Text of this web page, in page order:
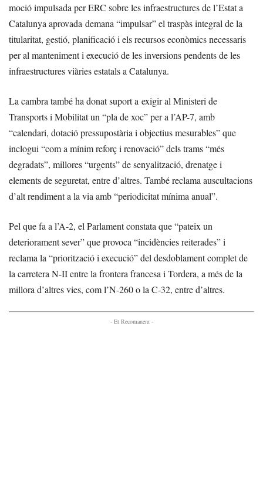
moció impulsada per ERC sobre les infraestructures de l’Estat a
Catalunya aprovada demana “impulsar” el traspàs integral de la
titularitat, gestió, planificació i els recursos econòmics necessaris
per al manteniment i execució de les inversions pendents de les
infraestructures viàries estatals a Catalunya.
La cambra també ha donat suport a exigir al Ministeri de
Transports i Mobilitat un “pla de xoc” per a l’AP-7, amb
“calendari, dotació pressupostària i objectius mesurables” que
inclogui “com a mínim reforç i renovació” dels trams “més
degradats”, millores “urgents” de senyalització, drenatge i
elements de seguretat, entre d’altres. També reclama auscultacions
d’alt rendiment a la via amb “periodicitat mínima anual”.
Pel que fa a l’A-2, el Parlament constata que “pateix un
deteriorament sever” que provoca “incidències reiterades” i
reclama la “priorització i execució” del desdoblament complet de
la carretera N-II entre la frontera francesa i Tordera, a més de la
millora d’altres vies, com l’N-260 o la C-32, entre d’altres.
- Et Recomanem -